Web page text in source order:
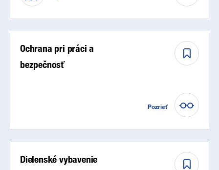
Ochrana pri práci a
bezpečnosť
Pozrieť
Dielenské vybavenie